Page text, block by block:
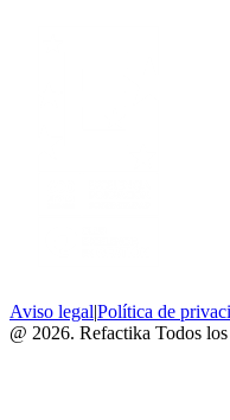
Aviso legal|Política de
@ 2026. Refactika Todos